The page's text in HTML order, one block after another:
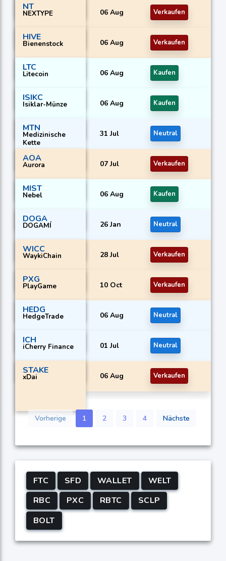
NT
NEXTYPE 06 Aug Verkaufen
HIVE
Bienenstock 06 Aug Verkaufen
LTC
Litecoin 06 Aug Kaufen
ISIKC
Isiklar-Münze 06 Aug Kaufen
MTN
Medizinische
Kette
31 Jul Neutral
AOA
Aurora 07 Jul Verkaufen
MIST
Nebel 06 Aug Kaufen
DOGA
DOGAMÍ 26 Jan Neutral
WICC
WaykiChain 28 Jul Verkaufen
PXG
PlayGame 10 Oct Verkaufen
HEDG
HedgeTrade 06 Aug Neutral
ICH
iCherry Finance 01 Jul Neutral
STAKE
xDai 06 Aug Verkaufen
Vorherige 1 2 3 4 Nächste
FTC SFD WALLET
WELT
RBC
PXC RBTC
SCLP
BOLT